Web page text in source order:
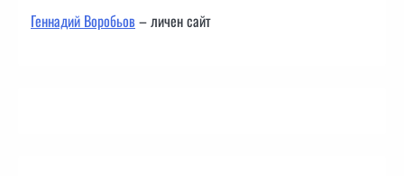
Геннадий Воробьов– личен сайт